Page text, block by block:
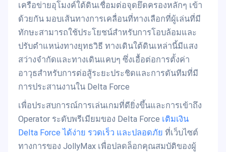
เครือข่ายอุโมงค์ใต้ดินเชื่อมต่อจุดยึดครองหลักๆ เข้า
ด้วยกัน มอบเส้นทางการเคลื่อนที่ทางเลือกที่ผู้เล่นที่มี
ทักษะสามารถใช้ประโยชน์สำหรับการโอบล้อมและ
ปรับตำแหน่งทางยุทธวิธี ทางเดินใต้ดินเหล่านี้มีแสง
สว่างจำกัดและทางเดินแคบๆ ซึ่งเอื้อต่อการตั้งค่า
อาวุธสำหรับการต่อสู้ระยะประชิดและการดันทีมที่มี
การประสานงานใน Delta Force
เพื่อประสบการณ์การเล่นเกมที่ดียิ่งขึ้นและการเข้าถึง
Operator ระดับพรีเมียมของ Delta Force เติมเงิน
Delta Force ได้ง่าย รวดเร็ว และปลอดภัย ที่เว็บไซต์
ทางการของ JollyMax เพื่อปลดล็อกคุณสมบัติของผู้